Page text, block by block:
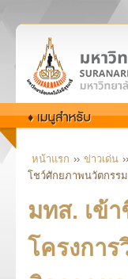
หน้าแรก ›› ข่าวเด่น
โชว์ศักยภาพนวัตกรร
มทส. เข้า
โครงกา